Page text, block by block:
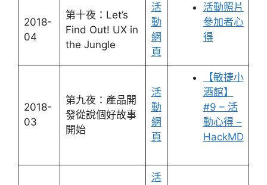
2018-
04
第十夜：Let’s
Find Out! UX in
the Jungle
活
動
網
頁
活動照片
參加者心
得
2018-
03
第九夜：產品開
發從說個好故事
開始
活
動
網
頁
【敏捷小
酒館】
#9 – 活
動心得 –
HackMD
活